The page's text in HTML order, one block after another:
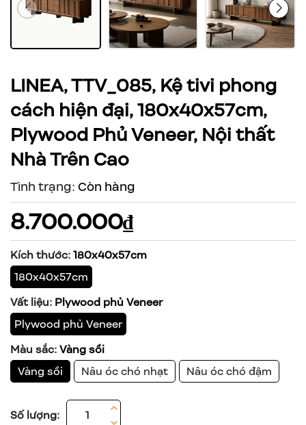
LINEA, TTV_085, Kệ tivi phong
cách hiện đại, 180x40x57cm,
Plywood Phủ Veneer, Nội thất
Nhà Trên Cao
Tình trạng: Còn hàng
8.700.000₫
Kích thước: 180x40x57cm
180x40x57cm
Vất liệu: Plywood phủ Veneer
Plywood phủ Veneer
Màu sắc: Vàng sồi
Vàng sồi
Nâu óc chó nhạt Nâu óc chó đậm
Số lượng: